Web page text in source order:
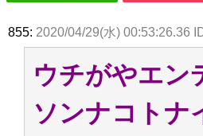
花考案グッズ＆生写真5種が公開される
アイドル – ぷぅアンテナ / 「乃木坂46
アイドル – ぷぅアンテナ / 2022年3月22
アイドル – ぷぅアンテナ / 【乃木坂46】
855: 2020/04/29(水) 00:53:26.36
ウチがやエン
ソンナコトナ